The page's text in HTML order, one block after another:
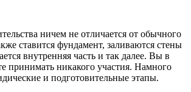
ничем не отличается от обычного
ставится фундамент, заливаются стены
внутренняя часть и так далее. Вы в
принимать никакого участия. Намного
и подготовительные этапы.